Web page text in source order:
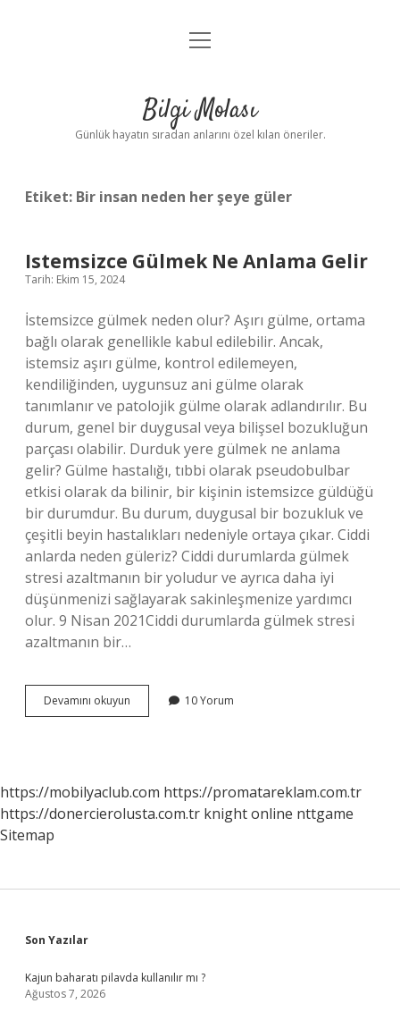
Anasayfa
Yasal Uyarı
menüyü
Bilgi Molası
Günlük hayatın sıradan anlarını özel kılan öneriler.
Etiket: Bir insan neden her şeye güler
Istemsizce Gülmek Ne Anlama Gelir
Tarih: Ekim 15, 2024
İstemsizce gülmek neden olur? Aşırı gülme, ortama
bağlı olarak genellikle kabul edilebilir. Ancak,
istemsiz aşırı gülme, kontrol edilemeyen,
kendiliğinden, uygunsuz ani gülme olarak
tanımlanır ve patolojik gülme olarak adlandırılır. Bu
durum, genel bir duygusal veya bilişsel bozukluğun
parçası olabilir. Durduk yere gülmek ne anlama
gelir? Gülme hastalığı, tıbbi olarak pseudobulbar
etkisi olarak da bilinir, bir kişinin istemsizce güldüğü
bir durumdur. Bu durum, duygusal bir bozukluk ve
çeşitli beyin hastalıkları nedeniyle ortaya çıkar. Ciddi
anlarda neden güleriz? Ciddi durumlarda gülmek
stresi azaltmanın bir yoludur ve ayrıca daha iyi
düşünmenizi sağlayarak sakinleşmenize yardımcı
olur. 9 Nisan 2021Ciddi durumlarda gülmek stresi
azaltmanın bir…
Devamını okuyun Istemsizce
Gülmek
10 Yorum
https://mobilyaclub.com https://promatareklam.com.tr
https://donercierolusta.com.tr knight online nttgame
Sitemap
Sidebar
Son Yazılar
Kajun baharatı pilavda kullanılır mı ?
Ağustos 7, 2026